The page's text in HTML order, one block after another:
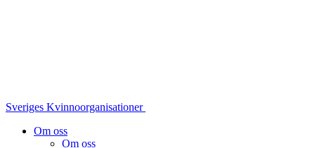
Sveriges Kvinnoorganisationer
Om oss
Om oss